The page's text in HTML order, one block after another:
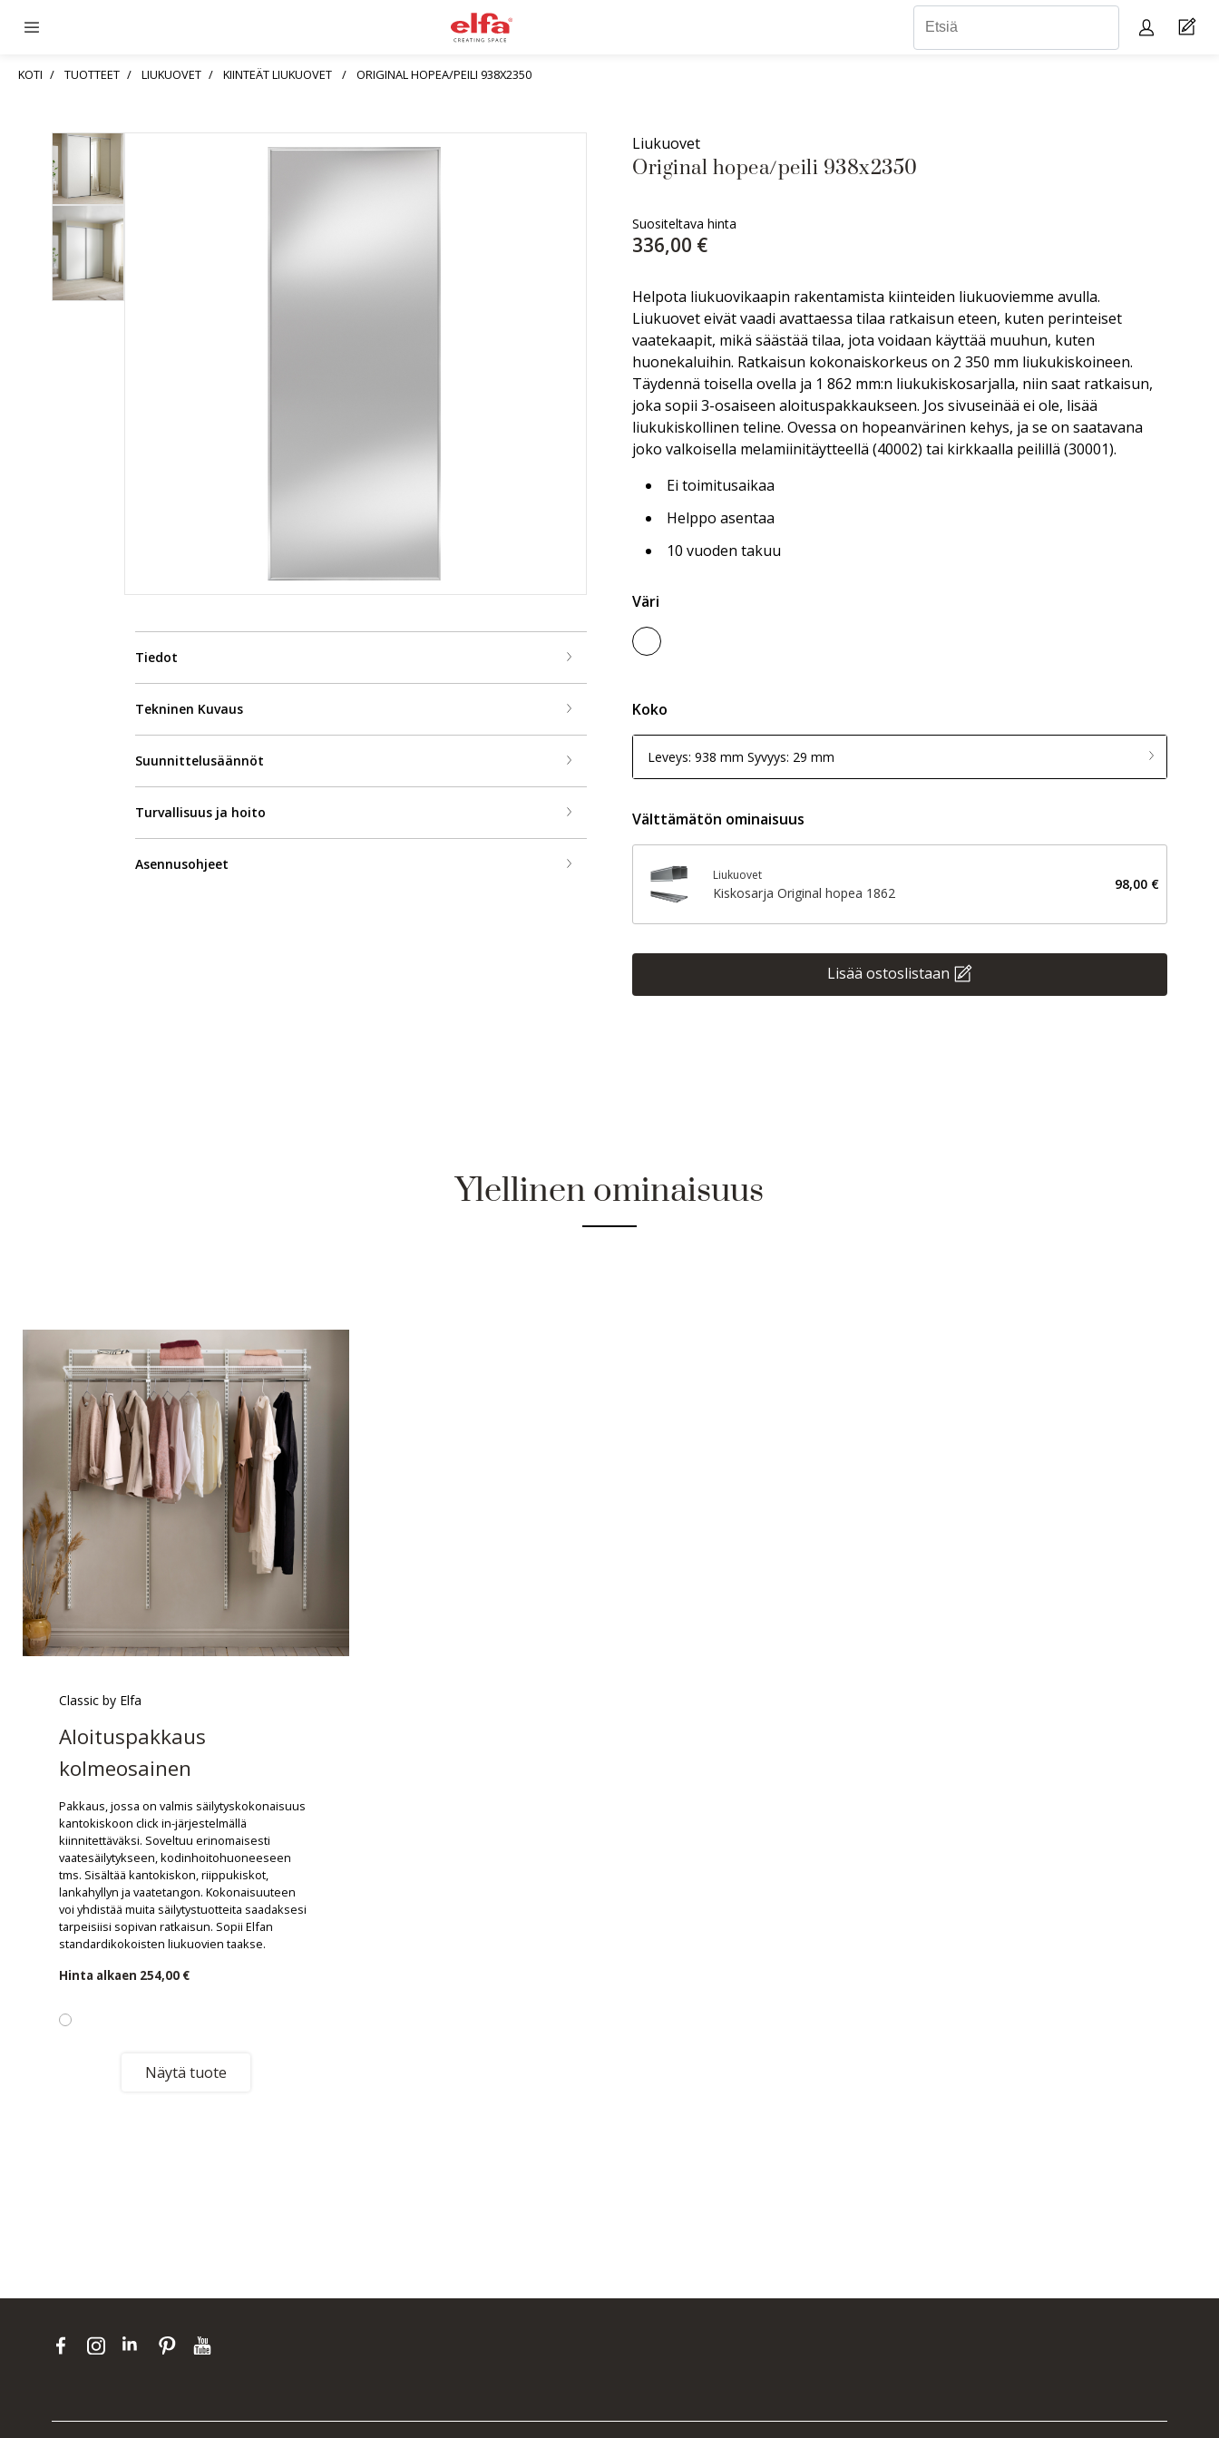
KOTI TUOTTEET LIUKUOVET KIINTEÄT LIUKUOVET ORIGINAL HOPEA/PEILI 938X2350
Tiedot
Tekninen Kuvaus
Suunnittelusäännöt
Turvallisuus ja hoito
Asennusohjeet
Liukuovet
Original hopea/peili 938x2350
Suositeltava hinta
336,00 €
Helpota liukuovikaapin rakentamista kiinteiden liukuoviemme avulla.
Liukuovet eivät vaadi avattaessa tilaa ratkaisun eteen, kuten perinteiset
vaatekaapit, mikä säästää tilaa, jota voidaan käyttää muuhun, kuten
huonekaluihin. Ratkaisun kokonaiskorkeus on 2 350 mm liukukiskoineen.
Täydennä toisella ovella ja 1 862 mm:n liukukiskosarjalla, niin saat ratkaisun,
joka sopii 3-osaiseen aloituspakkaukseen. Jos sivuseinää ei ole, lisää
liukukiskollinen teline. Ovessa on hopeanvärinen kehys, ja se on saatavana
joko valkoisella melamiinitäytteellä (40002) tai kirkkaalla peilillä (30001).
Ei toimitusaikaa
Helppo asentaa
10 vuoden takuu
Väri
Koko
Leveys: 938 mm Syvyys: 29 mm
Välttämätön ominaisuus
Liukuovet
Kiskosarja Original hopea 1862
98,00 €
Lisää ostoslistaan
Ylellinen ominaisuus
Classic by Elfa
Aloituspakkaus
kolmeosainen
Pakkaus, jossa on valmis säilytyskokonaisuus
kantokiskoon click in-järjestelmällä
kiinnitettäväksi. Soveltuu erinomaisesti
vaatesäilytykseen, kodinhoitohuoneeseen
tms. Sisältää kantokiskon, riippukiskot,
lankahyllyn ja vaatetangon. Kokonaisuuteen
voi yhdistää muita säilytystuotteita saadaksesi
tarpeisiisi sopivan ratkaisun. Sopii Elfan
standardikokoisten liukuovien taakse.
Hinta alkaen 254,00 €
Näytä tuote